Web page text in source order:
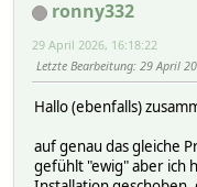
ronny332
29 April 2026, 16:18:22
Letzte Bearbeitung: 29 April
Hallo (ebenfalls)
auf genau das gleiche
gefühlt "ewig" aber ich